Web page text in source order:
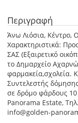
Περιγραφή
Άνω Λιόσια, Κέντρο,
Χαρακτηριστικά:
ΣΑΣ (Εξαιρετικό
το Δημαρχείο
φαρμακεία,σχολεία.
Συντελεστής
σε δρόμο φάρδους
Panorama Estate,
info@golden-